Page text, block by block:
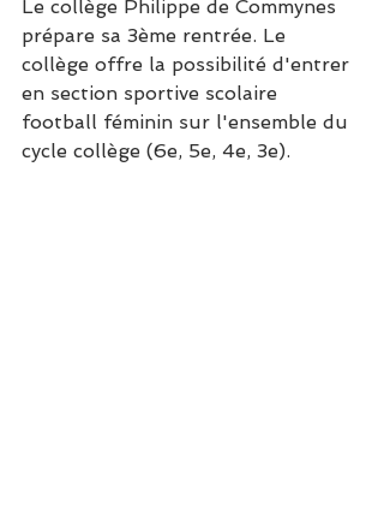
Le collège Philippe de Commynes
prépare sa 3ème rentrée. Le
collège offre la possibilité d'entrer
en section sportive scolaire
football féminin sur l'ensemble du
cycle collège (6e, 5e, 4e, 3e).